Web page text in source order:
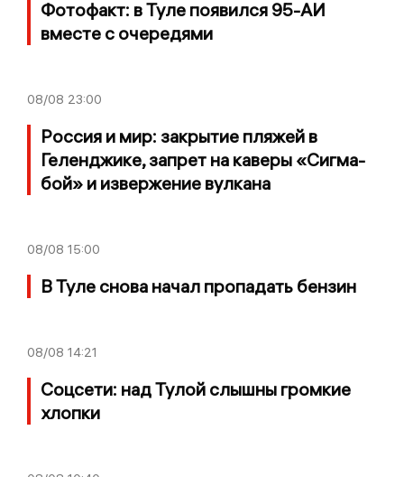
Фотофакт: в Туле появился 95-АИ
вместе с очередями
08/08 23:00
Россия и мир: закрытие пляжей в
Геленджике, запрет на каверы «Сигма-
бой» и извержение вулкана
08/08 15:00
В Туле снова начал пропадать бензин
08/08 14:21
Соцсети: над Тулой слышны громкие
хлопки